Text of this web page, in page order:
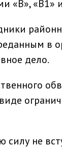
«В», «В1»
в
дело.
силу не